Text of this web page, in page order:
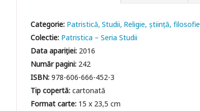
Categorie: Patristică Studii Religie, știință, filosofie
Colectie: Patristica – Seria Studii
Data apariției: 2016
Număr pagini: 242
ISBN:978-606-666-452-3
Tip copertă:cartonată
Format carte: 15 x 23,5 cm